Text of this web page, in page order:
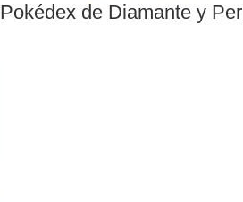
Pokédex de Diamante y